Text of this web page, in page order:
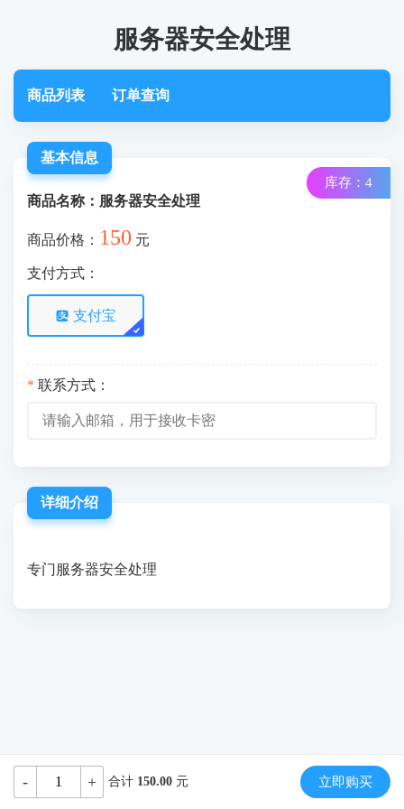
服务器安全处理
商品列表 订单查询
基本信息
库存：4
商品名称：服务器安全处理
商品价格： 150 元
支付方式：
支付宝
* 联系方式：
详细介绍
专门服务器安全处理
- + 合计 150.00 元 立即购买